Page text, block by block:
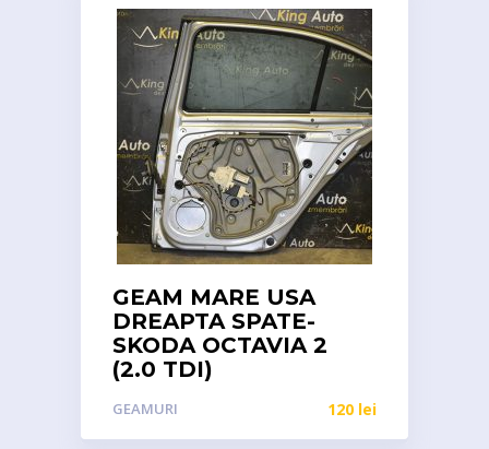
GEAM MARE USA
DREAPTA SPATE-
SKODA OCTAVIA 2
(2.0 TDI)
GEAMURI 120 lei